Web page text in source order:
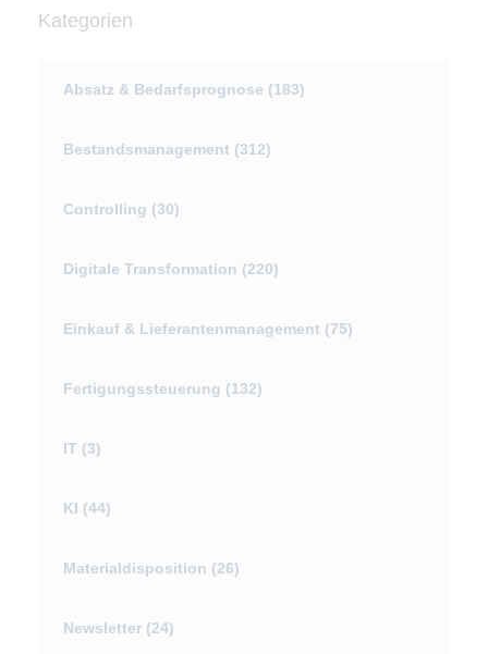
Kategorien
Absatz & Bedarfsprognose (183)
Bestandsmanagement (312)
Controlling (30)
Digitale Transformation (220)
Einkauf & Lieferantenmanagement (75)
Fertigungssteuerung (132)
IT (3)
KI (44)
Materialdisposition (26)
Newsletter (24)